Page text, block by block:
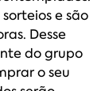
e são
Desse
do grupo
o seu